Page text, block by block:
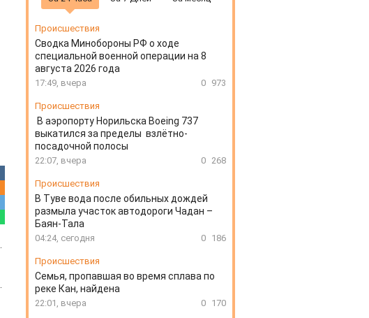
Происшествия
Сводка Минобороны РФ о ходе
специальной военной операции на 8
августа 2026 года
17:49, вчера 0 973
Происшествия
В аэропорту Норильска Boeing 737
выкатился за пределы взлётно-
посадочной полосы
22:07, вчера 0 268
Происшествия
В Туве вода после обильных дождей
размыла участок автодороги Чадан –
Баян-Тала
04:24, сегодня 0 186
Происшествия
Семья, пропавшая во время сплава по
реке Кан, найдена
22:01, вчера 0 170